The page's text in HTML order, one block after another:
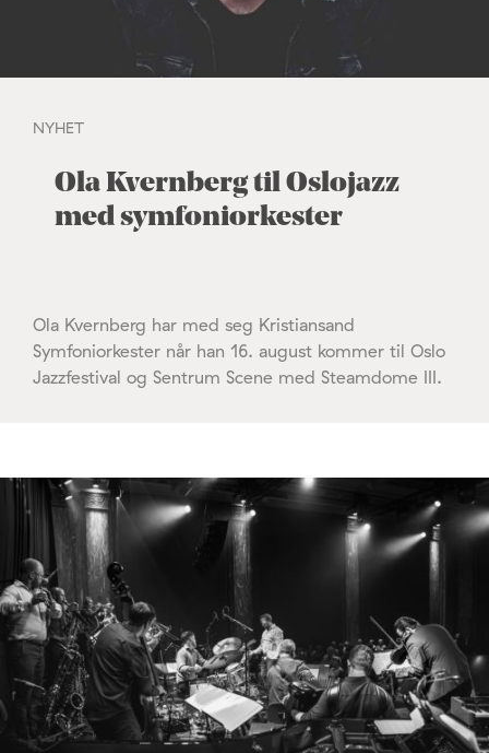
NYHET
Ola Kvernberg til Oslojazz
med symfoniorkester
Ola Kvernberg har med seg Kristiansand
Symfoniorkester når han 16. august kommer til Oslo
Jazzfestival og Sentrum Scene med Steamdome III.